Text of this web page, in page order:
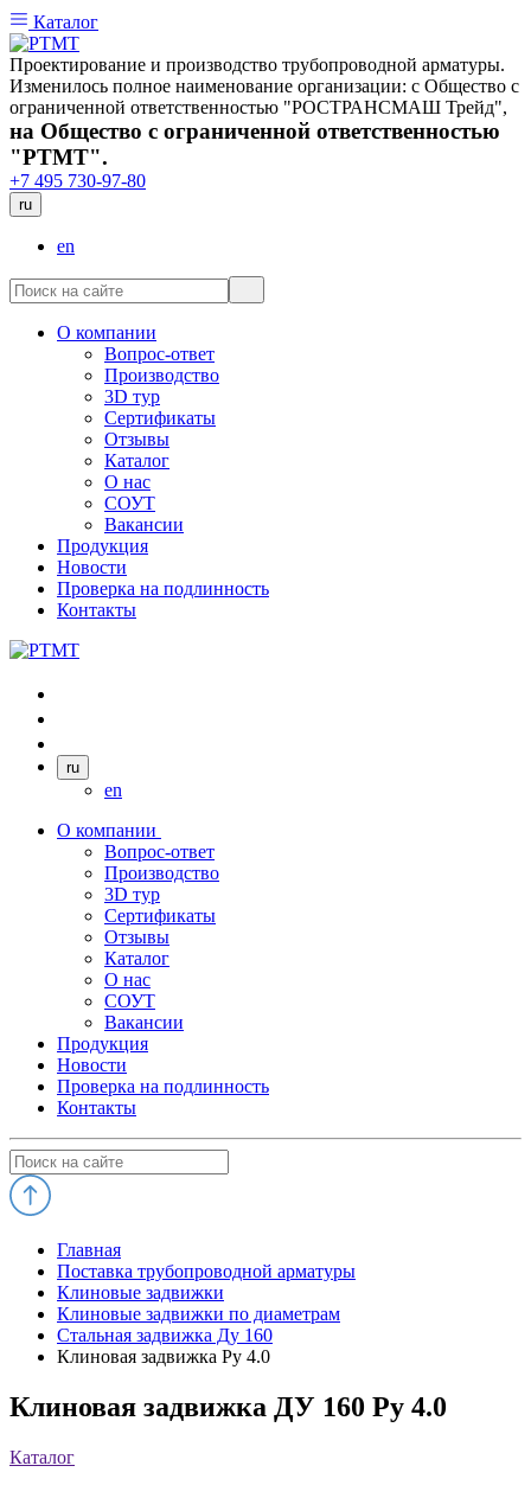
Каталог
Проектирование и производство трубопроводной арматуры.
Изменилось полное наименование организации: с Общество с
ограниченной ответственностью "РОСТРАНСМАШ Трейд",
на Общество с ограниченной ответственностью
"РТМТ".
+7 495 730-97-80
ru
en
О компании
Вопрос-ответ
Производство
3D тур
Сертификаты
Отзывы
Каталог
О нас
СОУТ
Вакансии
Продукция
Новости
Проверка на подлинность
Контакты
ru
en
О компании
Вопрос-ответ
Производство
3D тур
Сертификаты
Отзывы
Каталог
О нас
СОУТ
Вакансии
Продукция
Новости
Проверка на подлинность
Контакты
Главная
Поставка трубопроводной арматуры
Клиновые задвижки
Клиновые задвижки по диаметрам
Стальная задвижка Ду 160
Клиновая задвижка Ру 4.0
Клиновая задвижка ДУ 160 Ру 4.0
Каталог